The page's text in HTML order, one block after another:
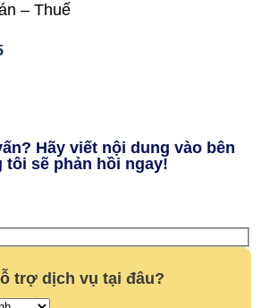
– Thuế
Hãy viết nội dung vào bên
sẽ phản hồi ngay!
trợ dịch vụ tại đâu?